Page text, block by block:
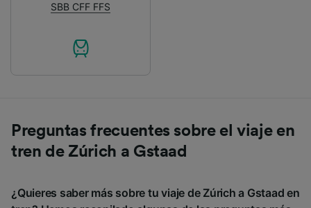
SBB CFF FFS
Preguntas frecuentes sobre el viaje en
tren de Zúrich a Gstaad
¿Quieres saber más sobre tu viaje de Zúrich a Gstaad en